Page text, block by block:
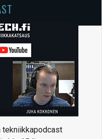
tekniikkapodcast